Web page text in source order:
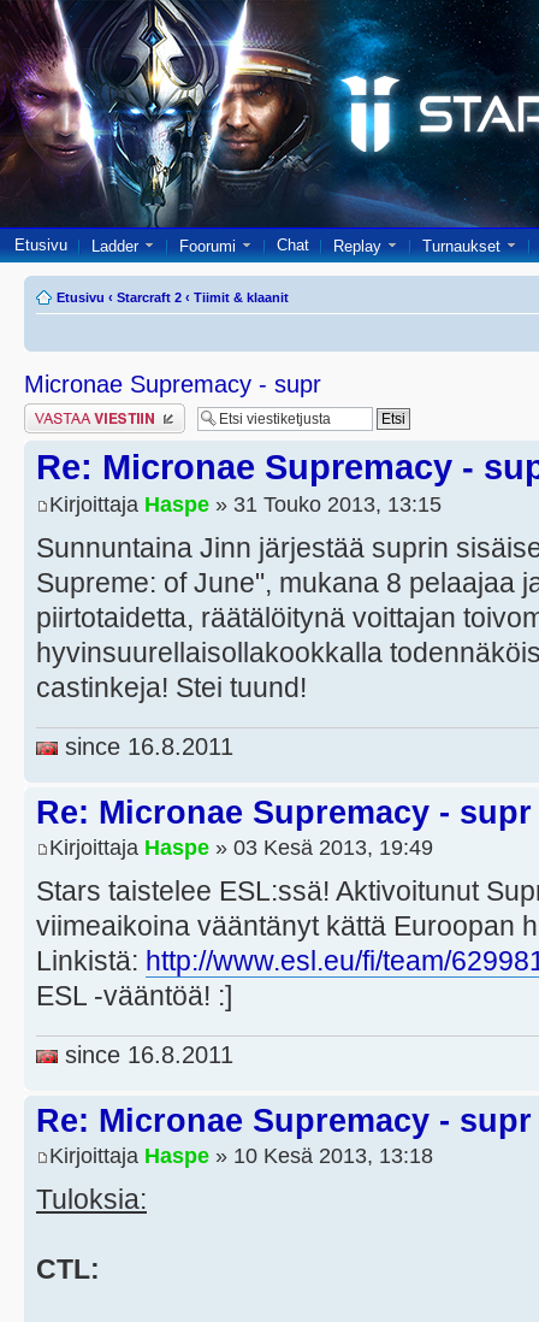
Etusivu Ladder Foorumi Chat Replay Turnaukset
Etusivu ‹ Starcraft 2 ‹ Tiimit & klaanit
Micronae Supremacy - supr
Lähetä vastaus
Re: Micronae Supremacy -
Kirjoittaja Haspe » 31 Touko 2013, 13:15
Sunnuntaina Jinn järjestää suprin
Supreme: of June", mukana 8 pelaajaa
piirtotaidetta, räätälöitynä voittajan
hyvinsuurellaisollakookkalla
castinkeja! Stei tuund!
since 16.8.2011
Re: Micronae Supremacy - supr
Kirjoittaja Haspe » 03 Kesä 2013, 19:49
Stars taistelee ESL:ssä! Aktivoitunut
viimeaikoina vääntänyt kättä Euroopan
Linkistä: http://www.esl.eu/fi/team/
ESL -vääntöä! :]
since 16.8.2011
Re: Micronae Supremacy - supr
Kirjoittaja Haspe » 10 Kesä 2013, 13:18
Tuloksia:
CTL: